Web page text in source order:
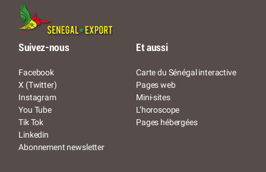
Suivez-nous
Facebook
X (Twitter)
Instagram
You Tube
Tik Tok
Linkedin
Abonnement newsletter
Et aussi
Carte du Sénégal interactive
Pages web
Mini-sites
L’horoscope
Pages hébergées